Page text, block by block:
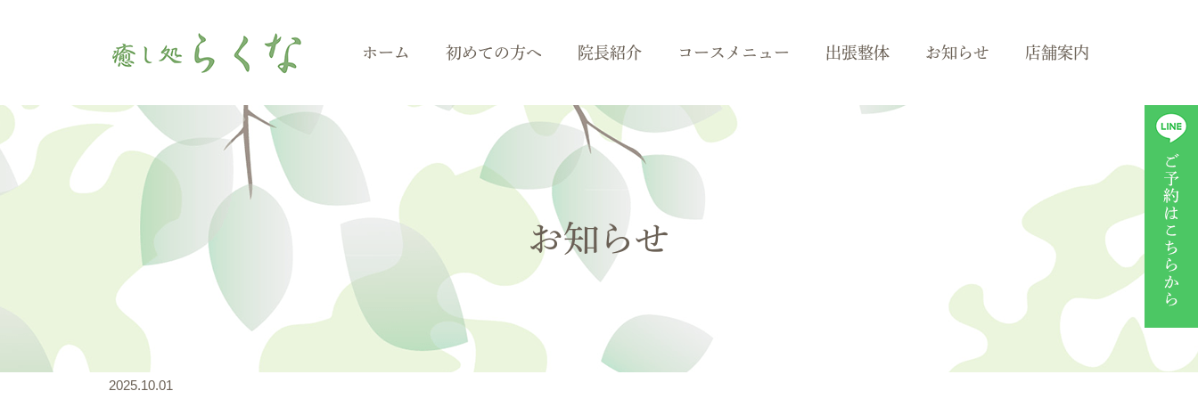
ホーム 初めての方へ 院長紹介 コースメニュー 出張整体 お知らせ 店舗案内
お知らせ
2025.10.01